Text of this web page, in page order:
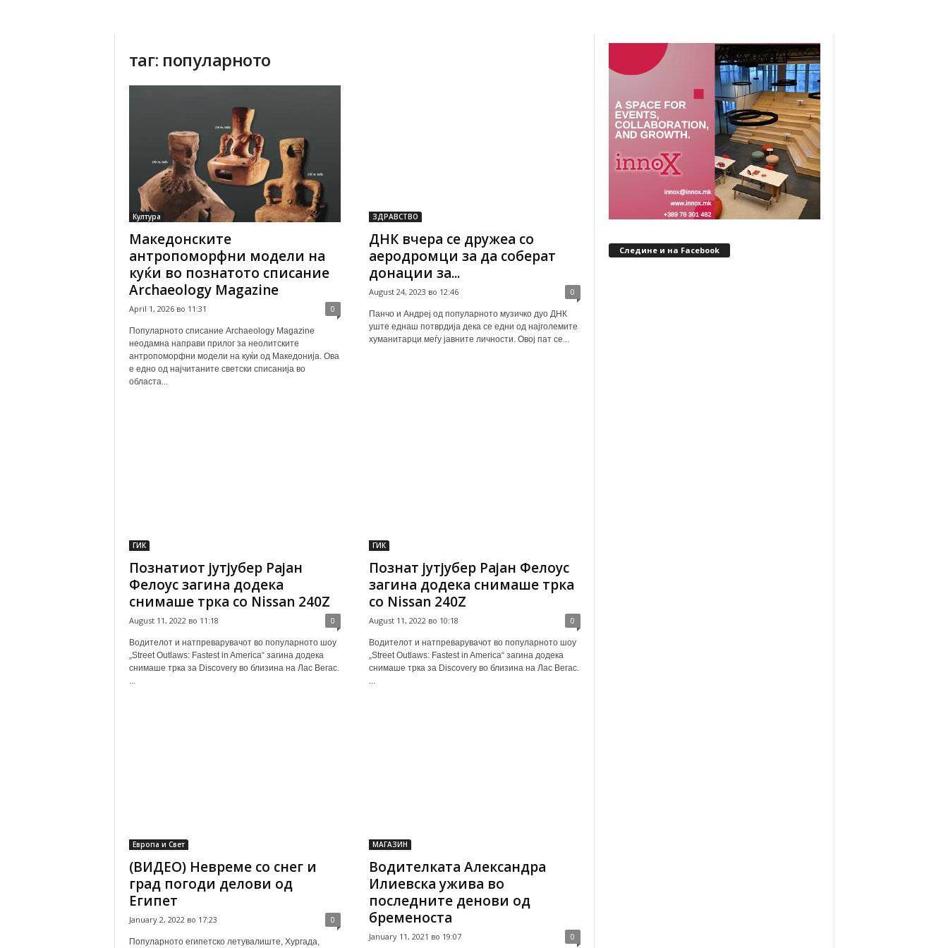
таг: популарното
Култура
Македонските
антропоморфни модели на
куќи во познатото списание
Archaeology Magazine
April 1, 2026 во 11:31 0
Популарното списание Archaeology Magazine
неодамна направи прилог за неолитските
антропоморфни модели на куќи од Македонија. Ова
е едно од најчитаните светски списанија во
областа...
ЗДРАВСТВО
ДНК вчера се дружеа со
аеродромци за да соберат
донации за...
August 24, 2023 во 12:46 0
Панчо и Андреј од популарното музичко дуо ДНК
уште еднаш потврдија дека се едни од најголемите
хуманитарци меѓу јавните личности. Овој пат се...
ГИК
Познатиот јутјубер Рајан
Фелоус загина додека
снимаше трка со Nissan 240Z
August 11, 2022 во 11:18 0
Водителот и натпреварувачот во популарното шоу
„Street Outlaws: Fastest in America“ загина додека
снимаше трка за Discovery во близина на Лас Вегас.
...
ГИК
Познат јутјубер Рајан Фелоус
загина додека снимаше трка
со Nissan 240Z
August 11, 2022 во 10:18 0
Водителот и натпреварувачот во популарното шоу
„Street Outlaws: Fastest in America“ загина додека
снимаше трка за Discovery во близина на Лас Вегас.
...
Европа и Свет
(ВИДЕО) Невреме со снег и
град погоди делови од
Египет
January 2, 2022 во 17:23 0
Популарното египетско летувалиште, Хургада,
МАГАЗИН
Водителката Александра
Илиевска ужива во
последните денови од
бременоста
January 11, 2021 во 19:07 0
Следине и на Facebook